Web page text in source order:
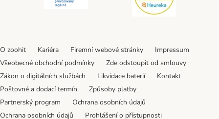
O zoohit Kariéra Firemní webové stránky
Impressum
Všeobecné obchodní podmínky
Zde odstoupit od smlouvy
Zákon o digitálních službách
Likvidace baterií
Kontakt
Poštovné a dodací termín
Způsoby platby
Partnerský program
Ochrana osobních údajů
Ochrana osobních údajů
Prohlášení o přístupnosti